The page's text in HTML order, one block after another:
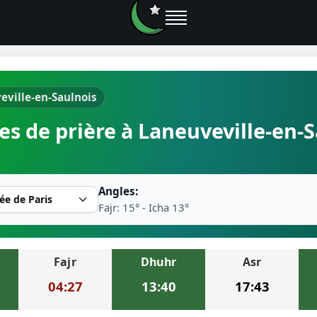
prières
près de moi
la prière
en-Saulnois
de prière à Laneuveville-en-
Angles:
Fajr: 15° - Icha 13°
Fajr
04:27
Dhuhr
13:40
Asr
17:43